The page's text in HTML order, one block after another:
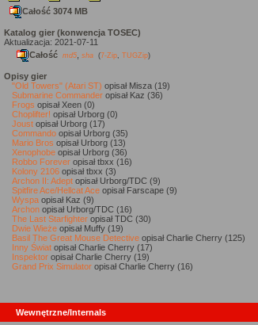
Całość 3074 MB
Katalog gier (konwencja TOSEC)
Aktualizacja: 2021-07-11
Całość md5 sha (7-Zip TUGZip)
Opisy gier
"Old Towers" (Atari ST) opisał Misza (19)
Submarine Commander opisał Kaz (36)
Frogs opisał Xeen (0)
Choplifter! opisał Urborg (0)
Joust opisał Urborg (17)
Commando opisał Urborg (35)
Mario Bros opisał Urborg (13)
Xenophobe opisał Urborg (36)
Robbo Forever opisał tbxx (16)
Kolony 2106 opisał tbxx (3)
Archon II: Adept opisał Urborg/TDC (9)
Spitfire Ace/Hellcat Ace opisał Farscape (9)
Wyspa opisał Kaz (9)
Archon opisał Urborg/TDC (16)
The Last Starfighter opisał TDC (30)
Dwie Wieże opisał Muffy (19)
Basil The Great Mouse Detective opisał Charlie Cherry (125)
Inny Świat opisał Charlie Cherry (17)
Inspektor opisał Charlie Cherry (19)
Grand Prix Simulator opisał Charlie Cherry (16)
Wewnętrzne/Internals